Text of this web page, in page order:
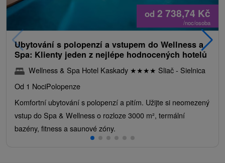
od 2 738,74 Kč
/noc/osoba
Ubytování s polopenzí a vstupem do Wellness a
Spa: Klienty jeden z nejlépe hodnocených hotelů
Wellness & Spa Hotel Kaskady ★★★★ Sliač - Sielnica
Od 1 NociPolopenze
Komfortní ubytování s polopenzí a pitím. Užijte si neomezený
vstup do Spa & Wellness o rozloze 3000 m², termální
bazény, fitness a saunové zóny.